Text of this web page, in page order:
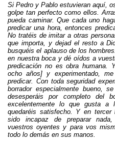
Si Pedro y Pablo estuvieran aquí,
golpe tan perfecto como ellos.
pueda caminar. Que cada uno
predicar una hora, entonces
No tratéis de imitar a otras
que importa, y dejad el resto a
busquéis el aplauso de los
en nuestra boca y dé oídos a
predicación no es obra humana.
ocho años] y experimentado,
predicar. Con toda seguridad
borrador especialmente bueno,
desesperáis por completo del
excelentemente lo que gusta
quedaréis satisfecho. Y en tercer
sido incapaz de preparar nada,
vuestros oyentes y para vos
todo lo demás en sus manos.